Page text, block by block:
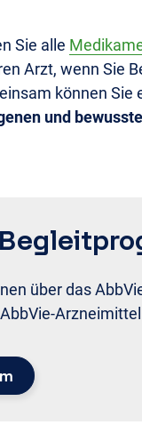
Sie alle
Arzt, wenn Sie
können Sie
und
über das